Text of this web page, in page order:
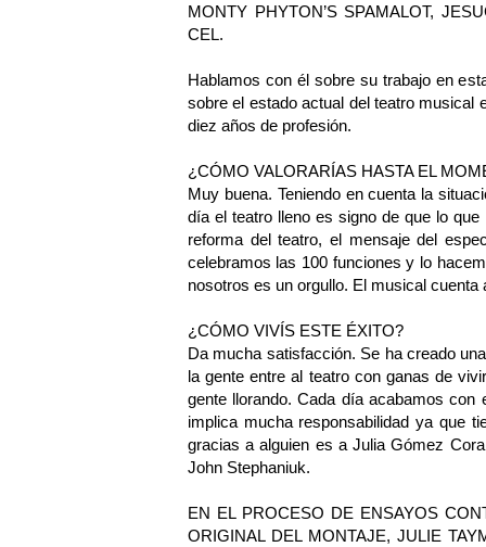
MONTY PHYTON’S SPAMALOT,
CEL.
Hablamos con él sobre su trabajo en
sobre el estado actual del teatro musical
diez años de profesión.
¿CÓMO VALORARÍAS HASTA EL
Muy buena. Teniendo en cuenta la
día el teatro lleno es signo de que lo
reforma del teatro, el mensaje del
celebramos las 100 funciones y lo
nosotros es un orgullo. El musical
¿CÓMO VIVÍS ESTE ÉXITO?
Da mucha satisfacción. Se ha creado
la gente entre al teatro con ganas de
gente llorando. Cada día acabamos
implica mucha responsabilidad ya que
gracias a alguien es a Julia Gómez
John Stephaniuk.
EN EL PROCESO DE ENSAYOS
ORIGINAL DEL MONTAJE, JULIE